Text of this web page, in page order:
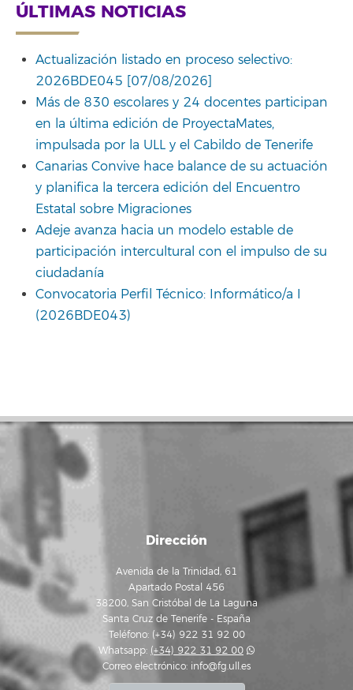
ÚLTIMAS NOTICIAS
Actualización listado en proceso selectivo:
2026BDE045 [07/08/2026]
Más de 830 escolares y 24 docentes participan
en la última edición de ProyectaMates,
impulsada por la ULL y el Cabildo de Tenerife
Canarias Convive hace balance de su actuación
y planifica la tercera edición del Encuentro
Estatal sobre Migraciones
Adeje avanza hacia un modelo estable de
participación intercultural con el impulso de su
ciudadanía
Convocatoria Perfil Técnico: Informático/a I
(2026BDE043)
Dirección
Avenida de la Trinidad, 61
Apartado Postal 456
38200, San Cristóbal de La Laguna
Santa Cruz de Tenerife - España
Teléfono: (+34) 922 31 92 00
Whatsapp: (+34) 922 31 92 00
Correo electrónico: info@fg.ull.es